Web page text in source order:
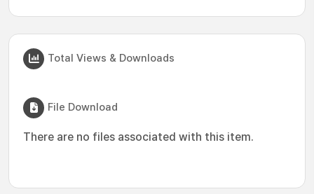
Total Views & Downloads
File Download
There are no files associated with this item.